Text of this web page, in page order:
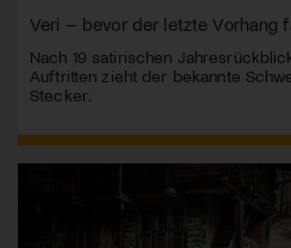
Veri – bevor der letzte Vorhang
Nach 19 satirischen
Auftritten zieht der bekannte
Stecker.